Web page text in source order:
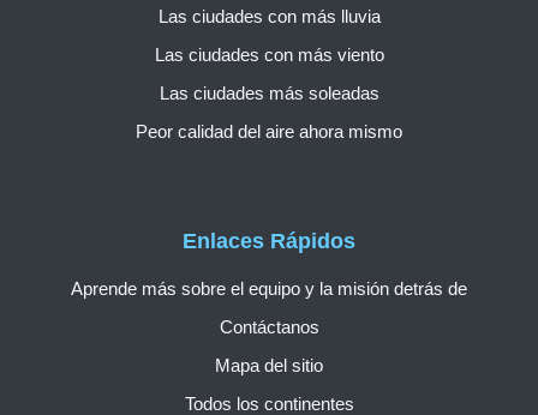
Enlaces Rápidos
Aprende más sobre el equipo y la misión detrás de
Contáctanos
Mapa del sitio
Todos los continentes
Las ciudades con más lluvia
Las ciudades con más viento
Las ciudades más soleadas
Peor calidad del aire ahora mismo